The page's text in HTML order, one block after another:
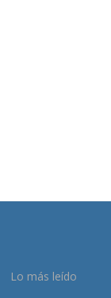
Lo más leído